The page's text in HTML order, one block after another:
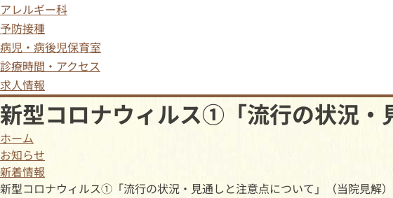
アレルギー科
予防接種
病児・病後児保育室
診療時間・アクセス
求人情報
新型コロナウィルス①「流行の状況・
ホーム
お知らせ
新着情報
新型コロナウィルス①「流行の状況・見通しと注意点について」（当院見解）